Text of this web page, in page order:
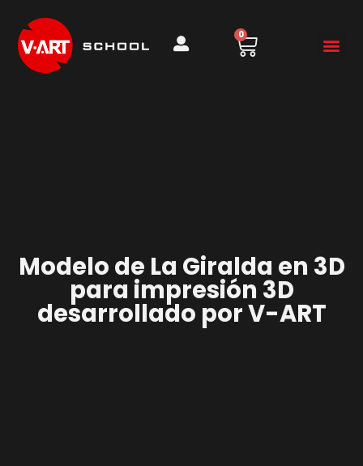
0
Modelo de La Giralda en 3D
para impresión 3D
desarrollado por V-ART